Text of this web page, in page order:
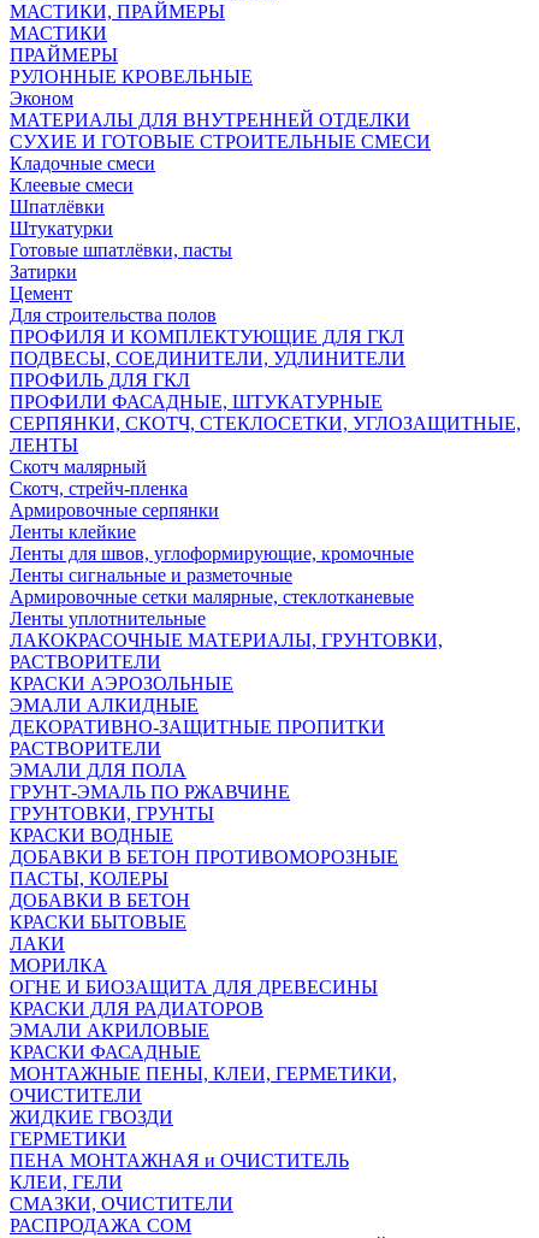
МАСТИКИ, ПРАЙМЕРЫ
МАСТИКИ
ПРАЙМЕРЫ
РУЛОННЫЕ КРОВЕЛЬНЫЕ
Эконом
МАТЕРИАЛЫ ДЛЯ ВНУТРЕННЕЙ ОТДЕЛКИ
СУХИЕ И ГОТОВЫЕ СТРОИТЕЛЬНЫЕ СМЕСИ
Кладочные смеси
Клеевые смеси
Шпатлёвки
Штукатурки
Готовые шпатлёвки, пасты
Затирки
Цемент
Для строительства полов
ПРОФИЛЯ И КОМПЛЕКТУЮЩИЕ ДЛЯ ГКЛ
ПОДВЕСЫ, СОЕДИНИТЕЛИ, УДЛИНИТЕЛИ
ПРОФИЛЬ ДЛЯ ГКЛ
ПРОФИЛИ ФАСАДНЫЕ, ШТУКАТУРНЫЕ
СЕРПЯНКИ, СКОТЧ, СТЕКЛОСЕТКИ, УГЛОЗАЩИТНЫЕ,
ЛЕНТЫ
Скотч малярный
Скотч, стрейч-пленка
Армировочные серпянки
Ленты клейкие
Ленты для швов, углоформирующие, кромочные
Ленты сигнальные и разметочные
Армировочные сетки малярные, стеклотканевые
Ленты уплотнительные
ЛАКОКРАСОЧНЫЕ МАТЕРИАЛЫ, ГРУНТОВКИ,
РАСТВОРИТЕЛИ
КРАСКИ АЭРОЗОЛЬНЫЕ
ЭМАЛИ АЛКИДНЫЕ
ДЕКОРАТИВНО-ЗАЩИТНЫЕ ПРОПИТКИ
РАСТВОРИТЕЛИ
ЭМАЛИ ДЛЯ ПОЛА
ГРУНТ-ЭМАЛЬ ПО РЖАВЧИНЕ
ГРУНТОВКИ, ГРУНТЫ
КРАСКИ ВОДНЫЕ
ДОБАВКИ В БЕТОН ПРОТИВОМОРОЗНЫЕ
ПАСТЫ, КОЛЕРЫ
ДОБАВКИ В БЕТОН
КРАСКИ БЫТОВЫЕ
ЛАКИ
МОРИЛКА
ОГНЕ И БИОЗАЩИТА ДЛЯ ДРЕВЕСИНЫ
КРАСКИ ДЛЯ РАДИАТОРОВ
ЭМАЛИ АКРИЛОВЫЕ
КРАСКИ ФАСАДНЫЕ
МОНТАЖНЫЕ ПЕНЫ, КЛЕИ, ГЕРМЕТИКИ,
ОЧИСТИТЕЛИ
ЖИДКИЕ ГВОЗДИ
ГЕРМЕТИКИ
ПЕНА МОНТАЖНАЯ и ОЧИСТИТЕЛЬ
КЛЕИ, ГЕЛИ
СМАЗКИ, ОЧИСТИТЕЛИ
РАСПРОДАЖА СОМ